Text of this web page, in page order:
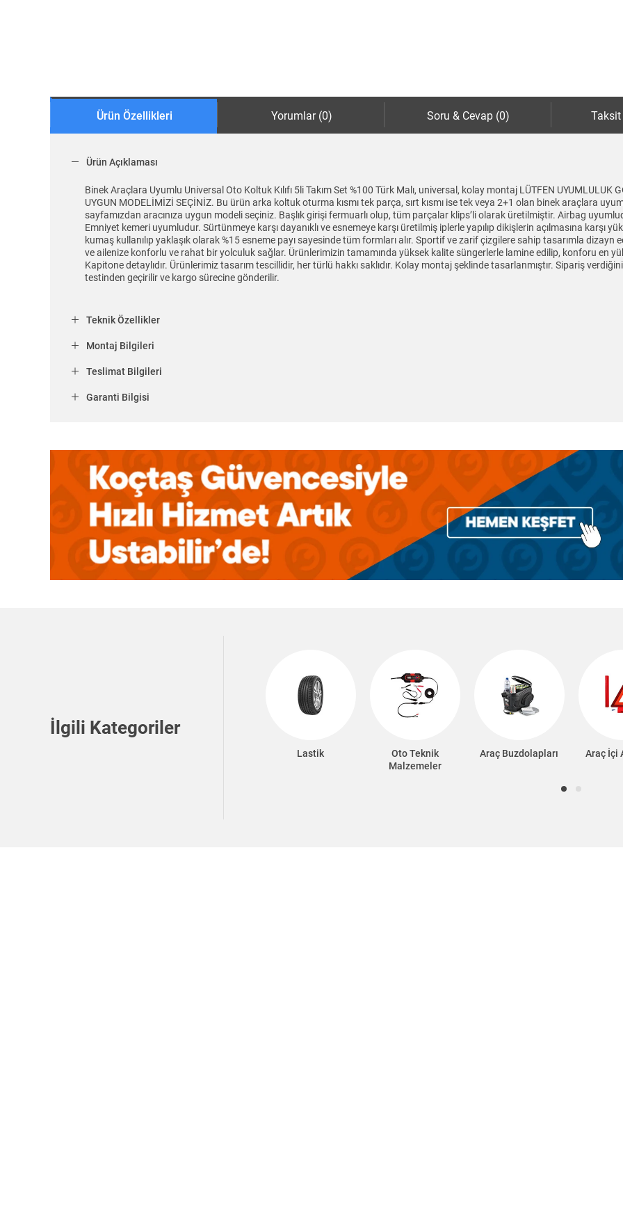
Ürün Özellikleri Yorumlar (0) Soru & Cevap (0) Taksit
Ürün Açıklaması
Binek Araçlara Uyumlu Universal Oto Koltuk Kılıfı 5li Takım Set %100 Türk Malı, universal, kolay montaj LÜTFEN UYUMLULUK
UYGUN MODELİMİZİ SEÇİNİZ. Bu ürün arka koltuk oturma kısmı tek parça, sırt kısmı ise tek veya 2+1 olan binek araçlara
sayfamızdan aracınıza uygun modeli seçiniz. Başlık girişi fermuarlı olup, tüm parçalar klips’li olarak üretilmiştir. Airbag
Emniyet kemeri uyumludur. Sürtünmeye karşı dayanıklı ve esnemeye karşı üretilmiş iplerle yapılıp dikişlerin açılmasına karşı
kumaş kullanılıp yaklaşık olarak %15 esneme payı sayesinde tüm formları alır. Sportif ve zarif çizgilere sahip tasarımla
ve ailenize konforlu ve rahat bir yolculuk sağlar. Ürünlerimizin tamamında yüksek kalite süngerlerle lamine edilip, konforu en
Kapitone detaylıdır. Ürünlerimiz tasarım tescillidir, her türlü hakkı saklıdır. Kolay montaj şeklinde tasarlanmıştır. Sipariş
testinden geçirilir ve kargo sürecine gönderilir.
Teknik Özellikler
Montaj Bilgileri
Teslimat Bilgileri
Garanti Bilgisi
İlgili Kategoriler
Lastik
Oto Teknik
Malzemeler
Araç Buzdolapları Araç İçi